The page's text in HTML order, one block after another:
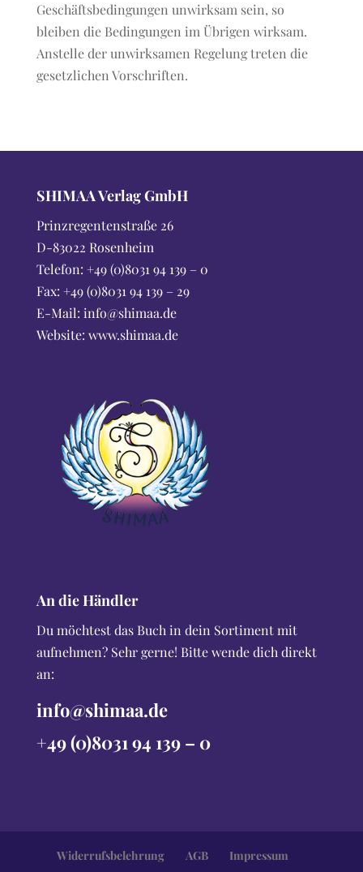
Geschäftsbedingungen unwirksam sein, so
bleiben die Bedingungen im Übrigen wirksam.
Anstelle der unwirksamen Regelung treten die
gesetzlichen Vorschriften.
SHIMAA Verlag GmbH
Prinzregentenstraße 26
D-83022 Rosenheim
Telefon: +49 (0)8031 94 139 – 0
Fax: +49 (0)8031 94 139 – 29
E-Mail: info@shimaa.de
Website: www.shimaa.de
An die Händler
Du möchtest das Buch in dein Sortiment mit
aufnehmen? Sehr gerne! Bitte wende dich direkt
an:
info@shimaa.de
+49 (0)8031 94 139 – 0
Widerrufsbelehrung AGB
Impressum